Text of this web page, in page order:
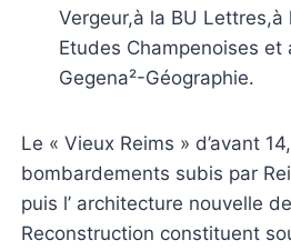
Vergeur,à la BU Lettres,à
Etudes Champenoises et
Gegena²-Géographie.
Le « Vieux Reims » d’avant
bombardements subis par
puis l’ architecture nouvelle
Reconstruction constituent